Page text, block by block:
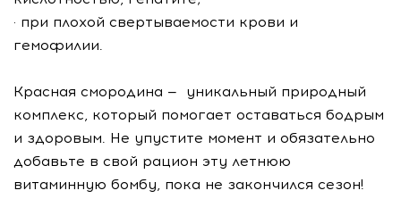
· при плохой свертываемости крови и
гемофилии.
Красная смородина — уникальный природный
комплекс, который помогает оставаться бодрым
и здоровым. Не упустите момент и обязательно
добавьте в свой рацион эту летнюю
витаминную бомбу, пока не закончился сезон!